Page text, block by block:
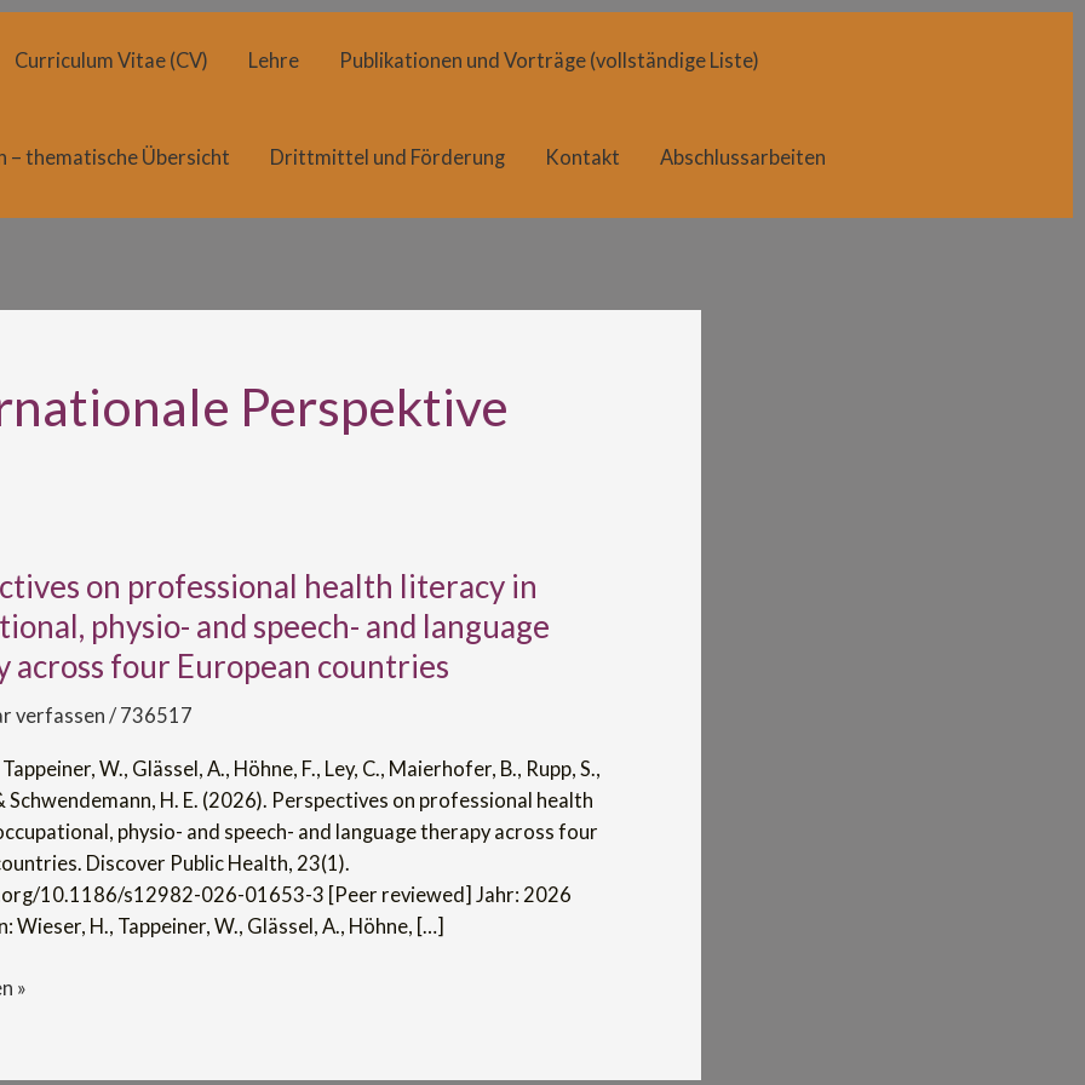
Curriculum Vitae (CV) Lehre Publikationen und Vorträge (vollständige Liste)
– thematische Übersicht Drittmittel und Förderung Kontakt Abschlussarbeiten
Perspektive
on professional health literacy in
physio- and speech- and language
across four European countries
verfassen/ 736517
W., Glässel, A., Höhne, F., Ley, C., Maierhofer, B., Rupp, S.,
Schwendemann, H. E. (2026). Perspectives on professional health
physio- and speech- and language therapy across four
Discover Public Health, 23(1).
10.1186/s12982-026-01653-3 [Peer reviewed] Jahr: 2026
Wieser, H., Tappeiner, W., Glässel, A., Höhne, […]
»